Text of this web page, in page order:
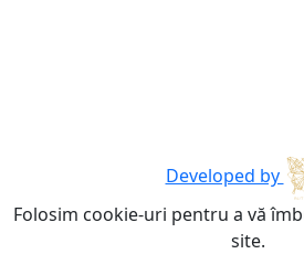
Developed by
Folosim cookie-uri pentru a vă
site.